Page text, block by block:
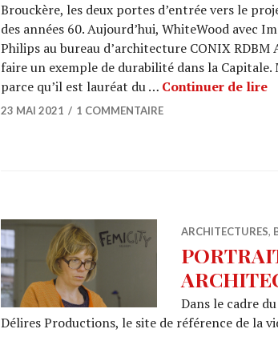
Brouckère, les deux portes d’entrée vers le
des années 60. Aujourd’hui, WhiteWood avec
Philips au bureau d’architecture CONIX
faire un exemple de durabilité dans la
parce qu’il est lauréat du … Continuer de lire
23 MAI 2021 1 COMMENTAIRE
ARCHITECTURES,
Dans le cadre
Délires Productions, le site de référence de la